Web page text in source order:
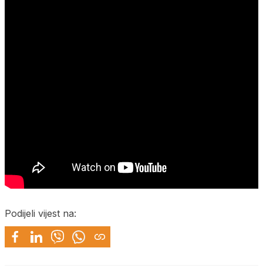
Podijeli vijest na: